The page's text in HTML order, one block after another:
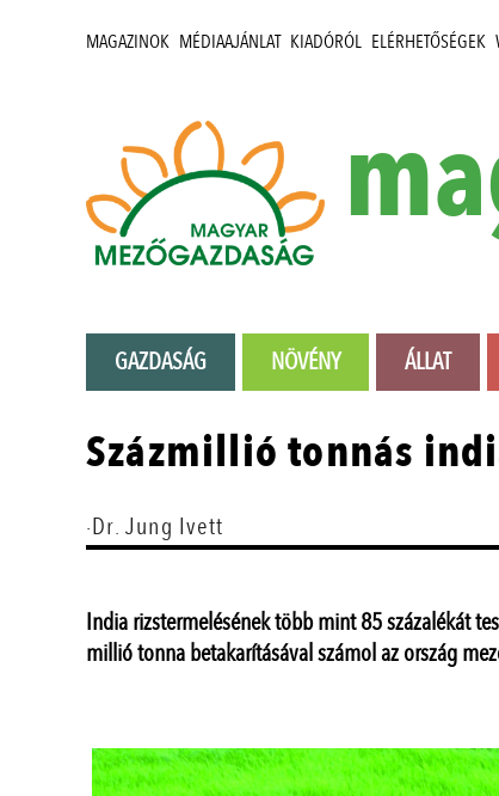
MAGAZINOK MÉDIAAJÁNLAT KIADÓRÓL ELÉRHETŐSÉGEK
GAZDASÁG NÖVÉNY ÁLLAT
Százmillió tonnás
·Dr. Jung Ivett
India rizstermelésének több mint 85 százalékát
millió tonna betakarításával számol az ország